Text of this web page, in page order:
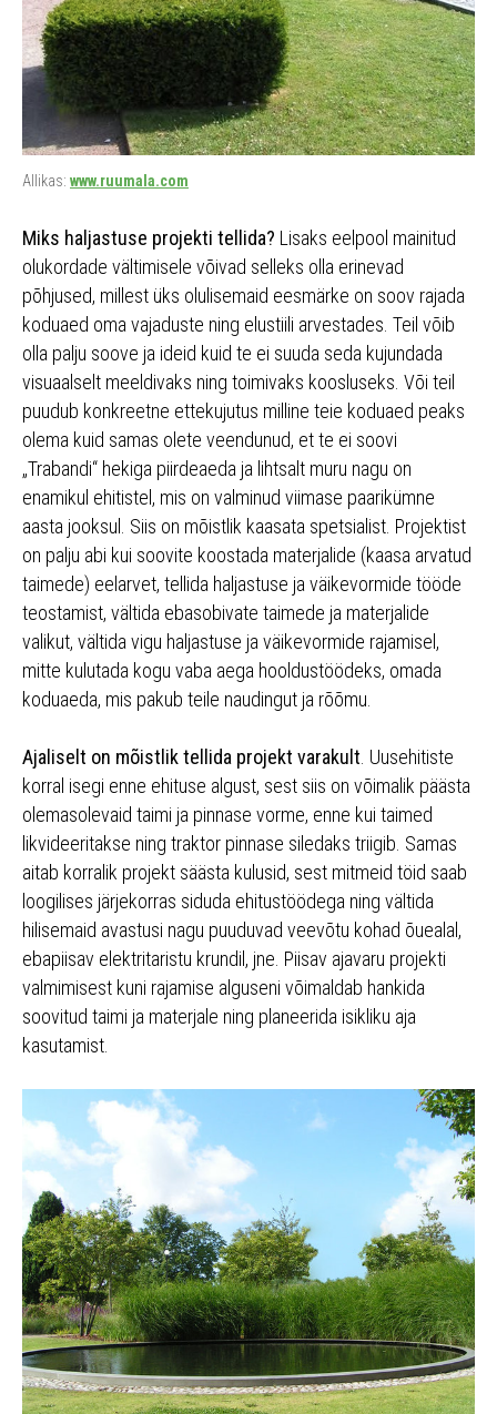
Allikas: www.ruumala.com
Miks haljastuse projekti tellida? Lisaks eelpool mainitud
olukordade vältimisele võivad selleks olla erinevad
põhjused, millest üks olulisemaid eesmärke on soov rajada
koduaed oma vajaduste ning elustiili arvestades. Teil võib
olla palju soove ja ideid kuid te ei suuda seda kujundada
visuaalselt meeldivaks ning toimivaks koosluseks. Või teil
puudub konkreetne ettekujutus milline teie koduaed peaks
olema kuid samas olete veendunud, et te ei soovi
„Trabandi“ hekiga piirdeaeda ja lihtsalt muru nagu on
enamikul ehitistel, mis on valminud viimase paarikümne
aasta jooksul. Siis on mõistlik kaasata spetsialist. Projektist
on palju abi kui soovite koostada materjalide (kaasa arvatud
taimede) eelarvet, tellida haljastuse ja väikevormide tööde
teostamist, vältida ebasobivate taimede ja materjalide
valikut, vältida vigu haljastuse ja väikevormide rajamisel,
mitte kulutada kogu vaba aega hooldustöödeks, omada
koduaeda, mis pakub teile naudingut ja rõõmu.
Ajaliselt on mõistlik tellida projekt varakult. Uusehitiste
korral isegi enne ehituse algust, sest siis on võimalik päästa
olemasolevaid taimi ja pinnase vorme, enne kui taimed
likvideeritakse ning traktor pinnase siledaks triigib. Samas
aitab korralik projekt säästa kulusid, sest mitmeid töid saab
loogilises järjekorras siduda ehitustöödega ning vältida
hilisemaid avastusi nagu puuduvad veevõtu kohad õuealal,
ebapiisav elektritaristu krundil, jne. Piisav ajavaru projekti
valmimisest kuni rajamise alguseni võimaldab hankida
soovitud taimi ja materjale ning planeerida isikliku aja
kasutamist.